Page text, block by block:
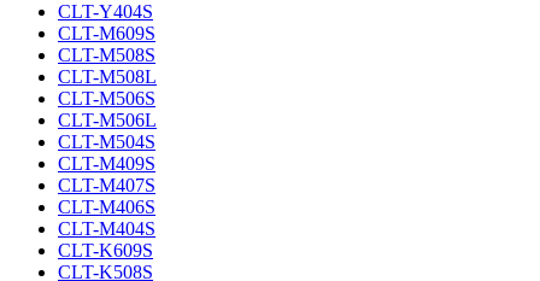
CLT-Y404S
CLT-M609S
CLT-M508S
CLT-M508L
CLT-M506S
CLT-M506L
CLT-M504S
CLT-M409S
CLT-M407S
CLT-M406S
CLT-M404S
CLT-K609S
CLT-K508S